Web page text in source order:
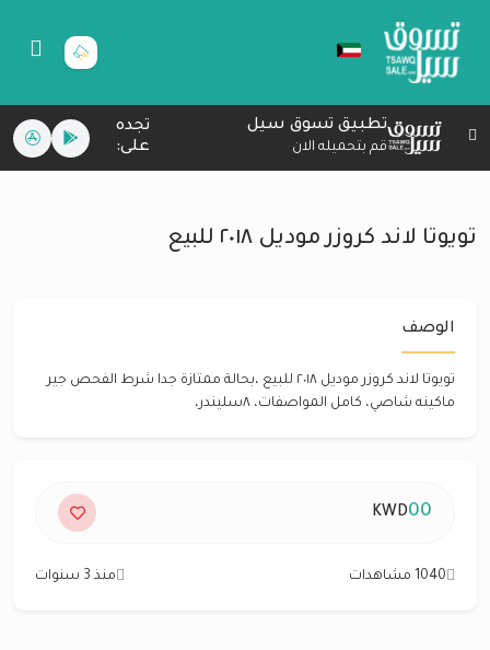
تطبيق تسوق سيل
قم بتحميله الان
تجده
على:
تويوتا لاند كروزر موديل ٢٠١٨ للبيع
الوصف
تويوتا لاند كروزر موديل ٢٠١٨ للبيع ،بحالة ممتازة جدا شرط الفحص جير
ماكينه شاصي، كامل المواصفات، ٨سليندر،
00
KWD
1040 مشاهدات منذ 3 سنوات